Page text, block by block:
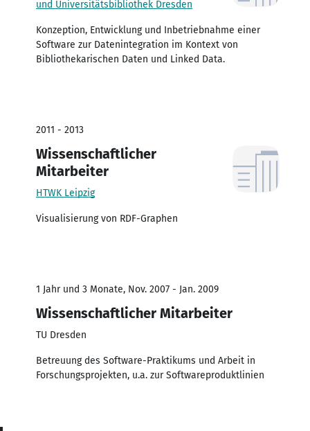
und Universitätsbibliothek Dresden
Konzeption, Entwicklung und Inbetriebnahme einer
Software zur Datenintegration im Kontext von
Bibliothekarischen Daten und Linked Data.
2011 - 2013
Wissenschaftlicher
Mitarbeiter
HTWK Leipzig
Visualisierung von RDF-Graphen
1 Jahr und 3 Monate, Nov. 2007 - Jan. 2009
Wissenschaftlicher Mitarbeiter
TU Dresden
Betreuung des Software-Praktikums und Arbeit in
Forschungsprojekten, u.a. zur Softwareproduktlinien